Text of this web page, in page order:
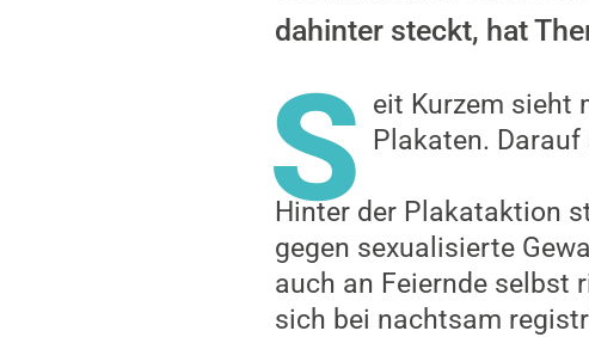
dahinter steckt, hat
S eit Kurzem sieht
Plakaten.
Hinter der Plakataktion
gegen sexualisierte
auch an Feiernde selbst
sich bei nachtsam